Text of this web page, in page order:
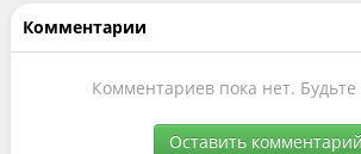
Комментарии
Комментариев пока нет.
Оставить комментарий